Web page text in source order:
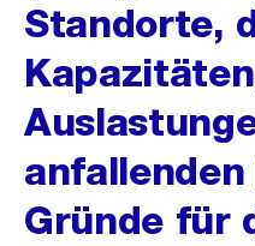
Standorte,
Gründe für